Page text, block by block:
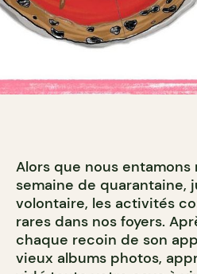
Alors que nous
semaine de quarantaine,
volontaire, les activités
rares dans nos foyers.
chaque recoin de son
vieux albums photos,